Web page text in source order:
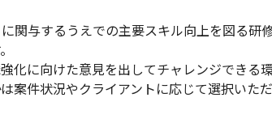
関与するうえでの主要スキル向上を図る
化に向けた意見を出してチャレンジでき
案件状況やクライアントに応じて選択い